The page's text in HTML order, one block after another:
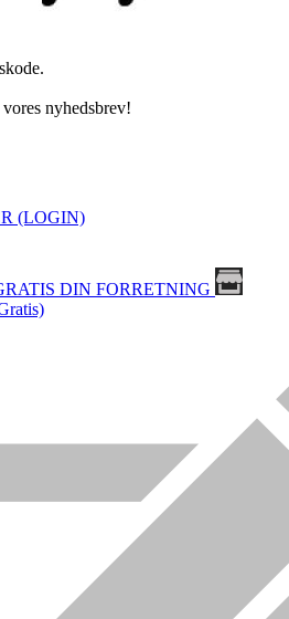
nyhedsbrev!
(LOGIN)
DIN FORRETNING